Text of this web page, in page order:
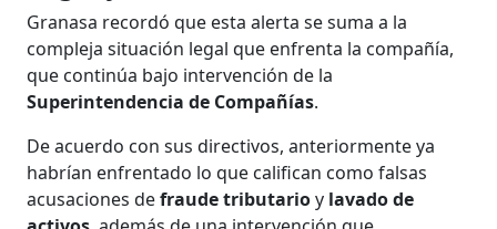
Granasa recordó que esta alerta se suma a la
compleja situación legal que enfrenta la compañía,
que continúa bajo intervención de la
Superintendencia de Compañías.
De acuerdo con sus directivos, anteriormente ya
habrían enfrentado lo que califican como falsas
acusaciones defraude tributarioy lavado de